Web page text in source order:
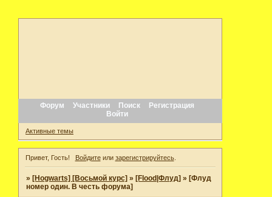
Форум Участники Поиск
Регистрация
Войти
Активные темы
Привет, Гость! Войдитеили зарегистрируйтесь.
» [Hogwarts] [Восьмой курс] » [Flood|Флуд] » [Флуд
номер один. В честь форума]